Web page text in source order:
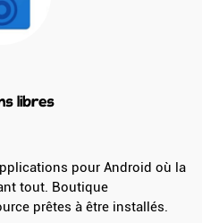
libres
pour Android où la
tout. Boutique
prêtes à être installés.